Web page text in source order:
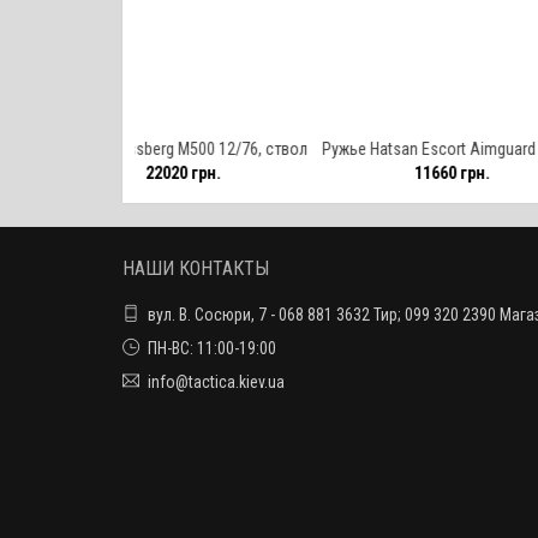
M500 12/76, ствол
Ружье Hatsan Escort Aimguard 12/76, Ружье Hatsan
левши) 12/
НАШИ КОНТАКТЫ
вул. В. Сосюри, 7 - 068 881 3632 Тир; 099 320 2390
ПН-ВС: 11:00-19:00
info@tactica.kiev.ua